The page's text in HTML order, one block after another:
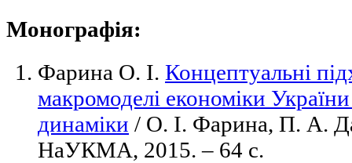
Монографія:
Фарина О. І. Концептуальні
макромоделі економіки
динаміки / О. І. Фарина, П. А.
НаУКМА, 2015. – 64 с.